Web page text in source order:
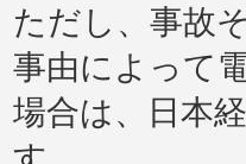
ただし、事故
事由によって
場合は、日本